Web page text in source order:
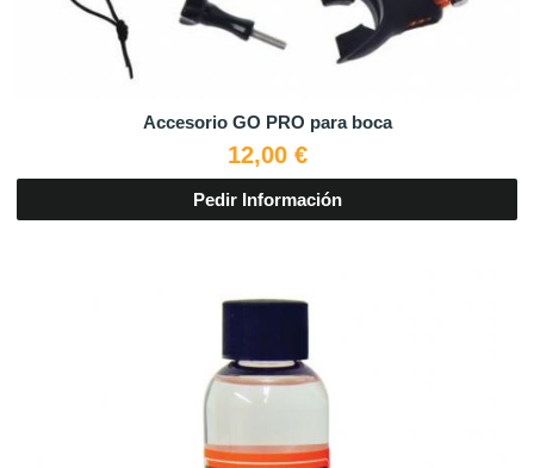
Accesorio GO PRO para boca
12,00 €
Pedir Información